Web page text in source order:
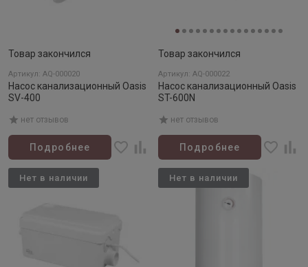
Товар закончился
Артикул: AQ-000020
Насос канализационный Oasis
SV-400
нет отзывов
Подробнее
Товар закончился
Артикул: AQ-000022
Насос канализационный Oasis
ST-600N
нет отзывов
Подробнее
Нет в наличии Нет в наличии